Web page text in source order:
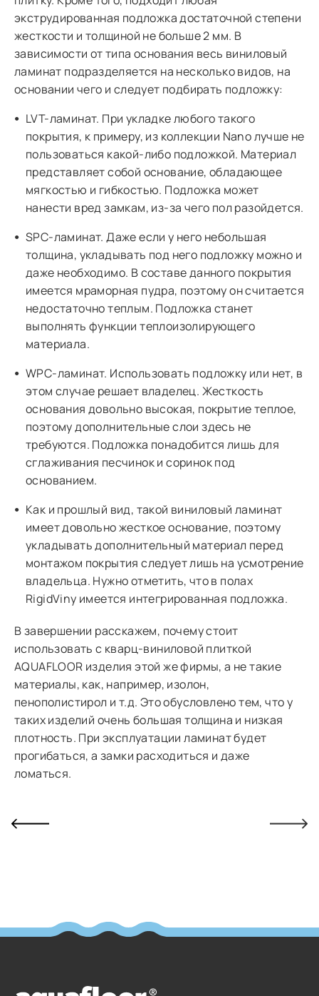
экструдированная подложка достаточной степени
жесткости и толщиной не больше 2 мм. В
зависимости от типа основания весь виниловый
ламинат подразделяется на несколько видов, на
основании чего и следует подбирать подложку:
LVT-ламинат. При укладке любого такого
покрытия, к примеру, из коллекции Nano лучше не
пользоваться какой-либо подложкой. Материал
представляет собой основание, обладающее
мягкостью и гибкостью. Подложка может
нанести вред замкам, из-за чего пол разойдется.
SPC-ламинат. Даже если у него небольшая
толщина, укладывать под него подложку можно и
даже необходимо. В составе данного покрытия
имеется мраморная пудра, поэтому он считается
недостаточно теплым. Подложка станет
выполнять функции теплоизолирующего
материала.
WPC-ламинат. Использовать подложку или нет, в
этом случае решает владелец. Жесткость
основания довольно высокая, покрытие теплое,
поэтому дополнительные слои здесь не
требуются. Подложка понадобится лишь для
сглаживания песчинок и соринок под
основанием.
Как и прошлый вид, такой виниловый ламинат
имеет довольно жесткое основание, поэтому
укладывать дополнительный материал перед
монтажом покрытия следует лишь на усмотрение
владельца. Нужно отметить, что в полах
RigidViny имеется интегрированная подложка.
В завершении расскажем, почему стоит
использовать с кварц-виниловой плиткой
AQUAFLOOR изделия этой же фирмы, а не такие
материалы, как, например, изолон,
пенополистирол и т.д. Это обусловлено тем, что у
таких изделий очень большая толщина и низкая
плотность. При эксплуатации ламинат будет
прогибаться, а замки расходиться и даже
ломаться.